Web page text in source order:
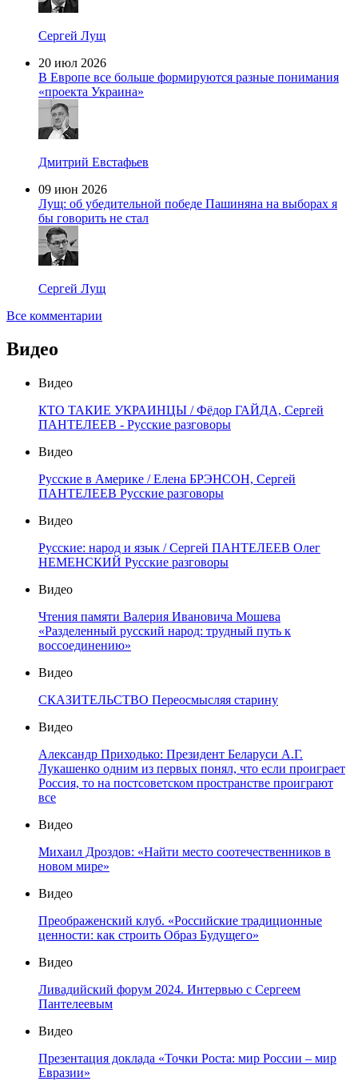
Сергей Лущ
20 июл 2026
В Европе все больше формируются разные понимания
«проекта Украина»
Дмитрий Евстафьев
09 июн 2026
Лущ: об убедительной победе Пашиняна на выборах я
бы говорить не стал
Сергей Лущ
Все комментарии
Видео
Видео
КТО ТАКИЕ УКРАИНЦЫ / Фёдор ГАЙДА, Сергей
ПАНТЕЛЕЕВ - Русские разговоры
Видео
Русские в Америке / Елена БРЭНСОН, Сергей
ПАНТЕЛЕЕВ Русские разговоры
Видео
Русские: народ и язык / Сергей ПАНТЕЛЕЕВ Олег
НЕМЕНСКИЙ Русские разговоры
Видео
Чтения памяти Валерия Ивановича Мошева
«Разделенный русский народ: трудный путь к
воссоединению»
Видео
СКАЗИТЕЛЬСТВО Переосмысляя старину
Видео
Александр Приходько: Президент Беларуси А.Г.
Лукашенко одним из первых понял, что если проиграет
Россия, то на постсоветском пространстве проиграют
все
Видео
Михаил Дроздов: «Найти место соотечественников в
новом мире»
Видео
Преображенский клуб. «Российские традиционные
ценности: как строить Образ Будущего»
Видео
Ливадийский форум 2024. Интервью с Сергеем
Пантелеевым
Видео
Презентация доклада «Точки Роста: мир России – мир
Евразии»